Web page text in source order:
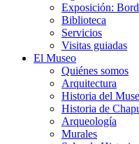
Exposición:
Biblioteca
Servicios
Visitas guiadas
El Museo
Quiénes somos
Arquitectura
Historia del
Historia de
Arqueología
Murales